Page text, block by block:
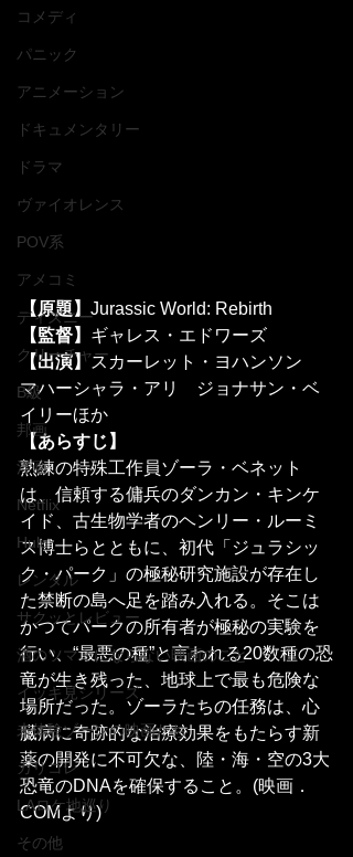
コメディ
パニック
アニメーション
ドキュメンタリー
ドラマ
ヴァイオレンス
POV系
アメコミ
ディズニー
クリーチャー
B級
邦画
洋画
Netflix
Hulu
レンタル
サクッとレビュー
酒のツマミにならない映画のこと
イッキ見シリーズ
未体験ゾーンの映画たち
カリコレ
LAロケ地巡り
その他
【原題】 Jurassic World: Rebirth
【監督】 ギャレス・エドワーズ
【出演】スカーレット・ヨハンソン
マハーシャラ・アリ　ジョナサン・ベ
イリーほか
【あらすじ】
熟練の特殊工作員ゾーラ・ベネット
は、信頼する傭兵のダンカン・キンケ
イド、古生物学者のヘンリー・ルーミ
ス博士らとともに、初代「ジュラシッ
ク・パーク」の極秘研究施設が存在し
た禁断の島へ足を踏み入れる。そこは
かつてパークの所有者が極秘の実験を
行い、“最悪の種”と言われる20数種の恐
竜が生き残った、地球上で最も危険な
場所だった。ゾーラたちの任務は、心
臓病に奇跡的な治療効果をもたらす新
薬の開発に不可欠な、陸・海・空の3大
恐竜のDNAを確保すること。(映画．
COMより)